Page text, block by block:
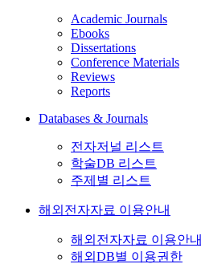
Academic Journals
Ebooks
Dissertations
Conference Materials
Reviews
Reports
Databases & Journals
전자저널 리스트
학술DB 리스트
주제별 리스트
해외전자자료 이용안내
해외전자자료 이용안내
해외DB별 이용권한